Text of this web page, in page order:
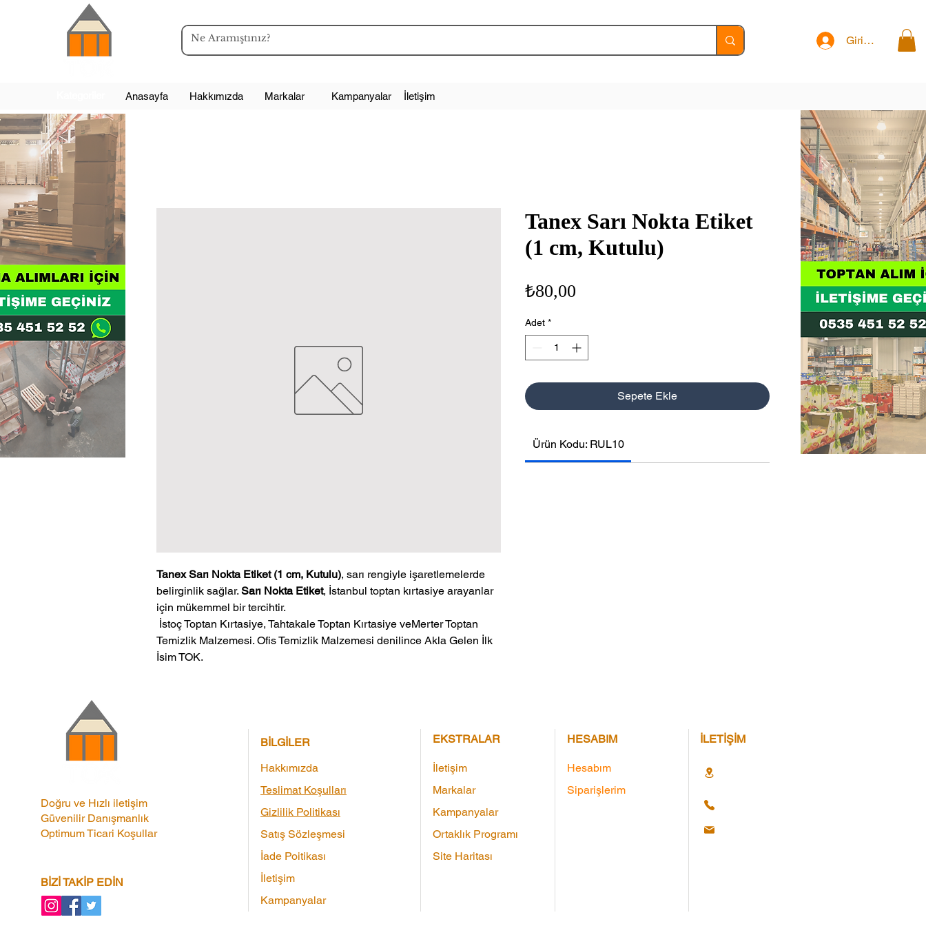
Giriş Yap
Anasayfa Hakkımızda Markalar Kampanyalar İletişim
Tanex Sarı Nokta Etiket (1 cm, Kutulu), sarı rengiyle işaretlemelerde
belirginlik sağlar. Sarı Nokta Etiket, İstanbul toptan kırtasiye arayanlar
için mükemmel bir tercihtir.
Temizlik Malzemesi. Ofis Temizlik Malzemesi denilince Akla Gelen İlk
İsim TOK.
Tanex Sarı Nokta Etiket
(1 cm, Kutulu)
₺80,00
Adet *
Sepete Ekle
Ürün Kodu: RUL10
Doğru ve Hızlı iletişim
Güvenilir Danışmanlık
Optimum Ticari Koşullar
BİZİ TAKİP EDİN
BİLGİLER
Hakkımızda
Teslimat Koşulları
Gizlilik Politikası
Satış Sözleşmesi
İade Poitikası
İletişim
Kampanyalar
EKSTRALAR
İletişim
Markalar
Kampanyalar
Ortaklık Programı
Site Haritası
HESABIM
Hesabım
Siparişlerim
İLETİŞİM